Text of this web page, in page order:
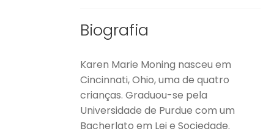
Biografia
Karen Marie Moning nasceu em
Cincinnati, Ohio, uma de quatro
crianças. Graduou-se pela
Universidade de Purdue com um
Bacherlato em Lei e Sociedade.